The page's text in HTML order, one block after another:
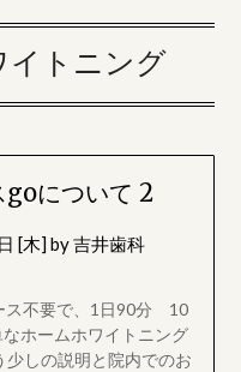
イトニング
goについて 2
[木]by吉井歯科
ス不要で、1日90分 10
ホームホワイトニング
しの説明と院内でのお